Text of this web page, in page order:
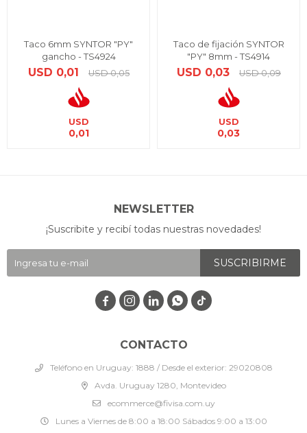
Taco 6mm SYNTOR "PY"
gancho - TS4924
USD 0,01 USD 0,05
USD
0,01
Taco de fijación SYNTOR
"PY" 8mm - TS4914
USD 0,03 USD 0,09
USD
0,03
CONTACTO
Teléfono en Uruguay: 1888 / Desde el exterior: 29020808
Avda. Uruguay 1280, Montevideo
ecommerce@fivisa.com.uy
Lunes a Viernes de 8:00 a 18:00 Sábados 9:00 a 13:00
NEWSLETTER
¡Suscribite y recibí todas nuestras novedades!
SUSCRIBIRME
   